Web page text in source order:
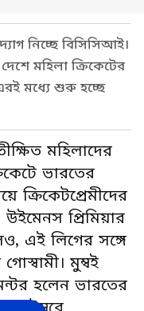
নিচ্ছে বিসিসিআই।
মহিলা ক্রিকেটের
মধ্যে শুরু হচ্ছে
মহিলাদের
ভারতের
ক্রিকেটপ্রেমীদের
প্রিমিয়ার
এই লিগের সঙ্গে
মুম্বই
হলেন ভারতের